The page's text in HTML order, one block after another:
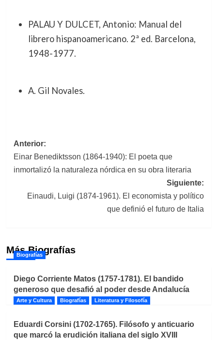
PALAU Y DULCET, Antonio: Manual del
librero hispanoamericano. 2ª ed. Barcelona,
1948-1977.
A. Gil Novales.
Navegación
de
Anterior:
Einar Benediktsson (1864-1940): El poeta que
inmortalizó la naturaleza nórdica en su obra literaria
Siguiente:
Einaudi, Luigi (1874-1961). El economista y político
que definió el futuro de Italia
Más Biografías
Biografías
Diego Corriente Matos (1757-1781). El bandido
generoso que desafió al poder desde Andalucía
Arte y Cultura Biografías Literatura y Filosofía
Eduardi Corsini (1702-1765). Filósofo y anticuario
que marcó la erudición italiana del siglo XVIII